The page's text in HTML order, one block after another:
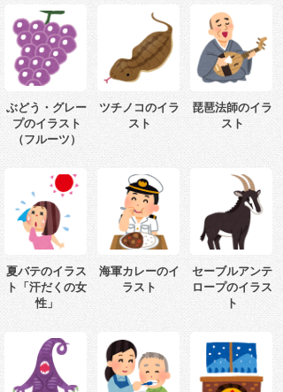
ぶどう・グレー
プのイラスト
（フルーツ）
ツチノコのイラ
スト
琵琶法師のイラ
スト
夏バテのイラス
ト「汗だくの女
性」
海軍カレーのイ
ラスト
セーブルアンテ
ロープのイラス
ト